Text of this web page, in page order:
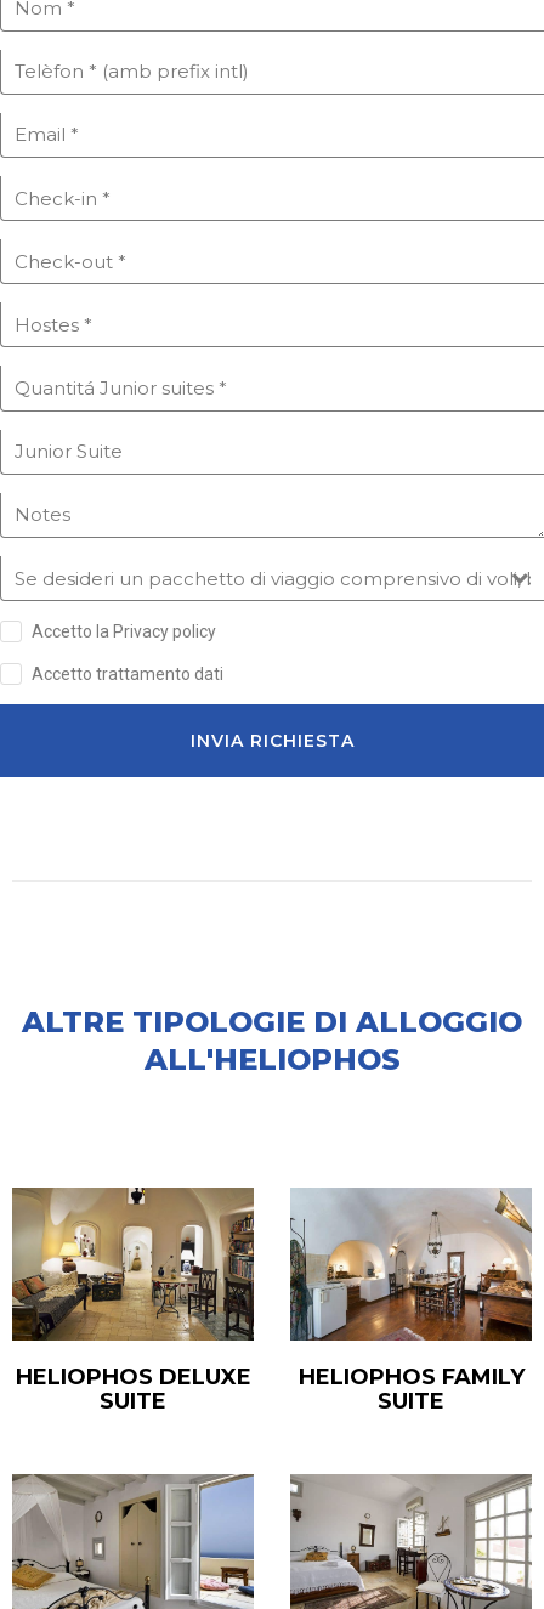
Accetto la Privacy policy
Accetto trattamento dati
INVIA RICHIESTA
ALTRE TIPOLOGIE DI ALLOGGIO
ALL'HELIOPHOS
HELIOPHOS DELUXE
SUITE
HELIOPHOS FAMILY
SUITE